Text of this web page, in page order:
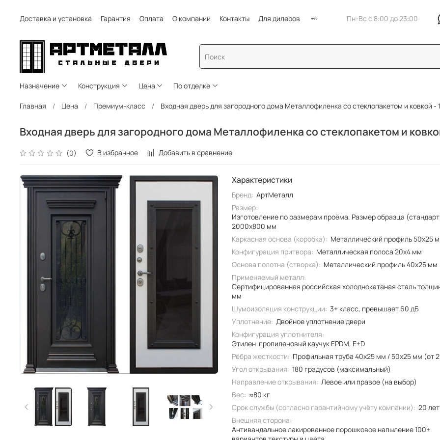
Доставка и установка Гарантия Оплата О компании Контакты Для дилеров Пн-Вс с 8:00 до 23:00
Назначение Конструкция Цена По отделке
Главная Цена Премиум-класс Входная дверь для загородного дома Металлофиленка со стеклопакетом и ковкой -
Входная дверь для загородного дома Металлофиленка со стеклопакетом и
(0) В избранное Добавить в сравнение
Характеристики
Бренд: АртМеталл
Размер:
Изготовление по размерам проёма. Размер образца
2000x800 мм
Каркасная основа (коробка): Металлический профиль 50x25
Конфигурация притвора: Металлическая полоса 20x4 мм
Основа полотна (створка): Металлический профиль 40x25 мм
Применяемый металл:
Сертифицированная российская холоднокатаная сталь
мм
Шумоизоляция конструкции: 3+ класс, превышает 60 дБ
Уплотнение: Двойное уплотнение двери
Конфигурация уплотнителя:
Этилен-пропиленовый каучук EPDM, E+D
Рёбра жесткости: Профильная труба 40х25 мм / 50x25 мм (от
Угол открывания: 180 градусов (максимальный)
Направление открывания: Левое или правое (на выбор)
Вес: ≈80 кг
Срок службы (согласно гарантийному учёту компании): 20 лет
Внешняя сторона:
Антивандальное лакированное порошковое напыление 100+